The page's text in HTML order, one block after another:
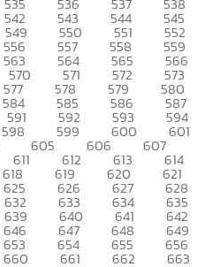
542 543 544 545
549 550 551 552
556 557 558 559
563 564 565 566
570 571 572 573
577 578 579 580
584 585 586 587
591 592 593 594
598 599 600 601
605 606 607
611 612 613 614
618 619 620 621
625 626 627 628
632 633 634 635
639 640 641 642
646 647 648 649
653 654 655 656
660 661 662 663